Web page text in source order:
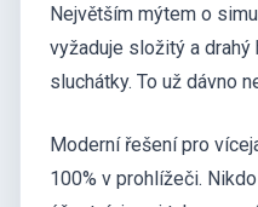
Největším mýtem o
vyžaduje složitý a drahý
sluchátky. To už dávno
Moderní řešení pro
100% v prohlížeči.